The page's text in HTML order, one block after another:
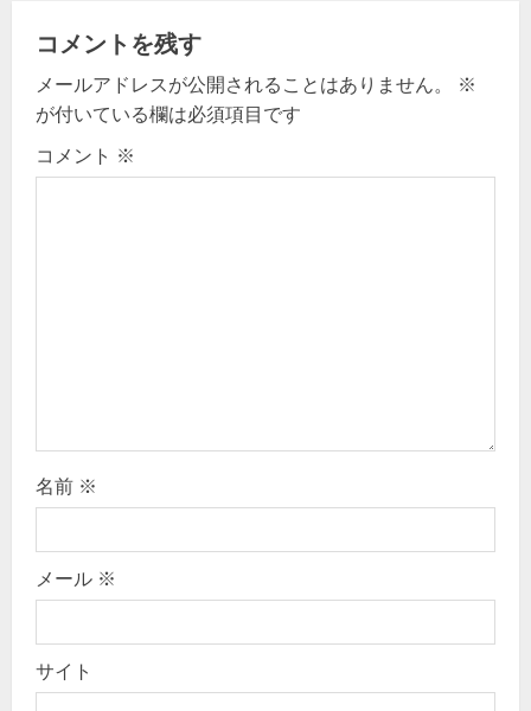
i
g
a
コメントを残す
メールアドレスが公開されることはありません。
※
が付いている欄は必須項目です
コメント ※
名前 ※
メール ※
サイト